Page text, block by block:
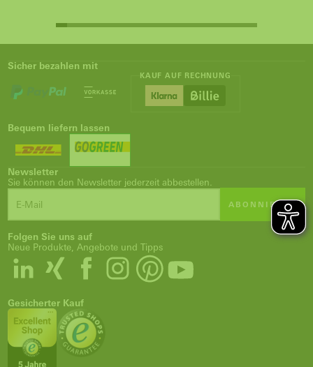
Sicher bezahlen mit
KAUF AUF RECHNUNG
Bequem liefern lassen
Newsletter
Sie können den Newsletter jederzeit abbestellen.
ABONNIEREN
Folgen Sie uns auf
Neue Produkte, Angebote und Tipps
Gesicherter Kauf